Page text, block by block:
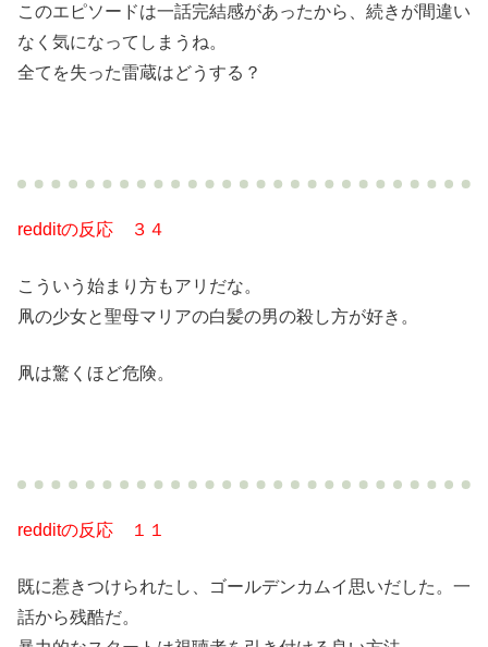
このエピソードは一話完結感があったから、続きが間違い
なく気になってしまうね。
全てを失った雷蔵はどうする？
redditの反応 ３４
こういう始まり方もアリだな。
凧の少女と聖母マリアの白髪の男の殺し方が好き。
凧は驚くほど危険。
redditの反応 １１
既に惹きつけられたし、ゴールデンカムイ思いだした。一
話から残酷だ。